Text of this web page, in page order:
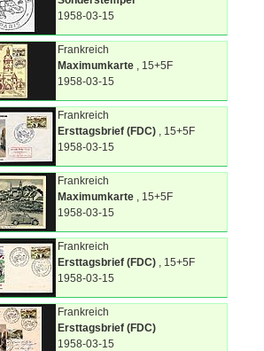
1958-03-15
Frankreich
Maximumkarte , 15+5F
1958-03-15
Frankreich
Ersttagsbrief (FDC) , 15+5F
1958-03-15
Frankreich
Maximumkarte , 15+5F
1958-03-15
Frankreich
Ersttagsbrief (FDC) , 15+5F
1958-03-15
Frankreich
Ersttagsbrief (FDC)
1958-03-15